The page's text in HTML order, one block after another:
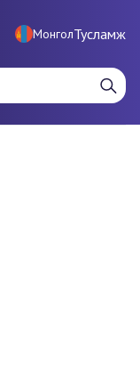
МонголТусламж